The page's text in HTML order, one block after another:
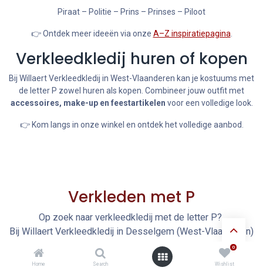
Home Search
0
Wishlist
Piraat – Politie – Prins – Prinses – Piloot
👉 Ontdek meer ideeën via onze A–Z inspiratiepagina
Verkleedkledij huren of kopen
Bij Willaert Verkleedkledij in West-Vlaanderen kan je kostuums met
de letter P zowel huren als kopen. Combineer jouw outfit met
accessoires, make-up en feestartikelen voor een volledige look.
👉 Kom langs in onze winkel en ontdek het volledige aanbod.
Verkleden met P
Op zoek naar verkleedkledij met de letter P?
Bij Willaert Verkleedkledij in Desselgem (West-Vlaanderen)
vind je een ruim aanbod kostuums zoals Piraat, pipi
langkous en meer. Ideaal voor carnaval, themafeesten en